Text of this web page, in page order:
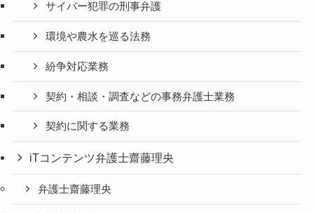
サイバー犯罪の刑事弁護
環境や農水を巡る法務
紛争対応業務
契約・相談・調査などの事務弁護士業務
契約に関する業務
iTコンテンツ弁護士齋藤理央
弁護士齋藤理央